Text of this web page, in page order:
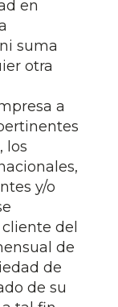
en
suma
otra
a
los
y/o
del
de
de
de su